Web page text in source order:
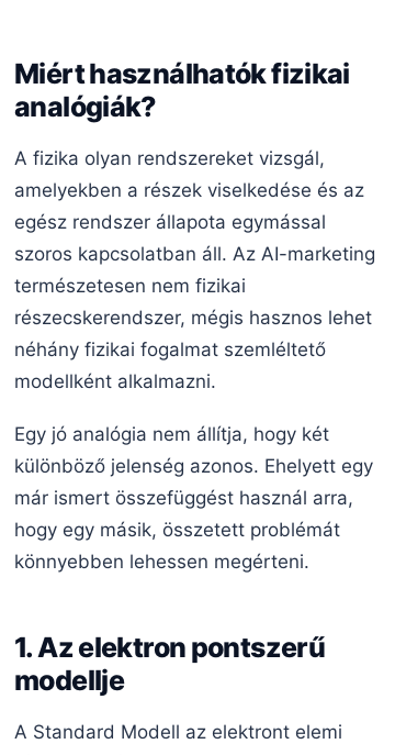
Miért használhatók fizikai
analógiák?
A fizika olyan rendszereket vizsgál,
amelyekben a részek viselkedése és az
egész rendszer állapota egymással
szoros kapcsolatban áll. Az AI-marketing
természetesen nem fizikai
részecskerendszer, mégis hasznos lehet
néhány fizikai fogalmat szemléltető
modellként alkalmazni.
Egy jó analógia nem állítja, hogy két
különböző jelenség azonos. Ehelyett egy
már ismert összefüggést használ arra,
hogy egy másik, összetett problémát
könnyebben lehessen megérteni.
1. Az elektron pontszerű
modellje
A Standard Modell az elektront elemi